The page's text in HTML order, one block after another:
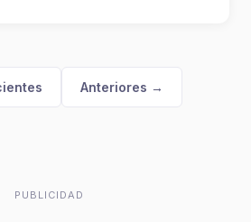
Anteriores →
PUBLICIDAD